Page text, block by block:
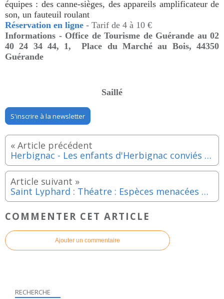
équipes : des canne-sièges, des appareils amplificateur de
son, un fauteuil roulant
Réservation en ligne - Tarif de 4 à 10 €
Informations - Office de Tourisme de Guérande au 02
40 24 34 44, 1, Place du Marché au Bois, 44350
Guérande
Saillé
S'inscrire à la newsletter
Herbignac - Les enfants d'Herbignac conviés a une chasse aux œufs ! - Samedi 4 avril 2026
Saint Lyphard : Théatre : Espèces menacées par les Trois coups lyphardais - COMPLET du 28 février au 29 mars 2026
COMMENTER CET ARTICLE
Ajouter un commentaire
RECHERCHE